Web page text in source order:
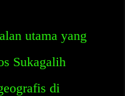
utama yang
Sukagalih
di